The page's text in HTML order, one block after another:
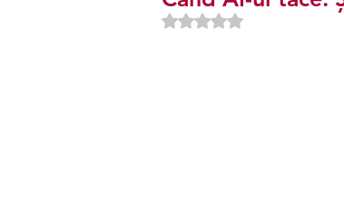
Evaluat(ă) cu NaN din 5